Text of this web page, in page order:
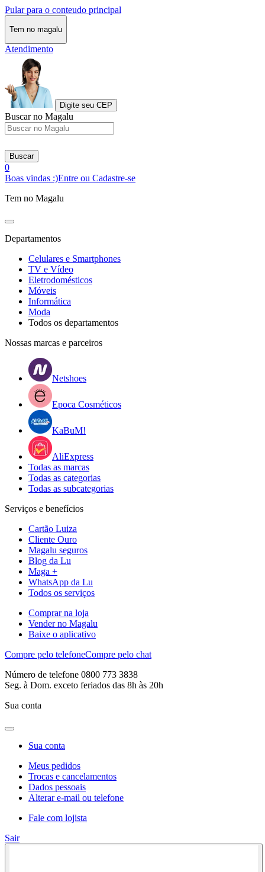
Pular para o conteudo principal
Tem no magalu
Atendimento
Digite seu CEP
Buscar no Magalu
Buscar
0
Boas vindas :)Entre ou Cadastre-se
Tem no Magalu
Departamentos
Celulares e Smartphones
TV e Vídeo
Eletrodomésticos
Móveis
Informática
Moda
Todos os departamentos
Nossas marcas e parceiros
Netshoes
Epoca Cosméticos
KaBuM!
AliExpress
Todas as marcas
Todas as categorias
Todas as subcategorias
Serviços e benefícios
Cartão Luiza
Cliente Ouro
Magalu seguros
Blog da Lu
Maga +
WhatsApp da Lu
Todos os serviços
Comprar na loja
Vender no Magalu
Baixe o aplicativo
Compre pelo telefoneCompre pelo chat
Número de telefone 0800 773 3838
Seg. à Dom. exceto feriados das 8h às 20h
Sua conta
Sua conta
Meus pedidos
Trocas e cancelamentos
Dados pessoais
Alterar e-mail ou telefone
Fale com lojista
Sair